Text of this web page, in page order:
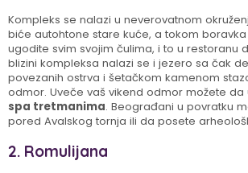
Kompleks se nalazi u neverovatnom
biće autohtone stare kuće, a tokom
ugodite svim svojim čulima, i to u restoranu
blizini kompleksa nalazi se i jezero sa čak
povezanih ostrva i šetačkom kamenom
odmor. Uveče vaš vikend odmor možete da
spa tretmanima. Beograđani u povratku
pored Avalskog tornja ili da posete
2. Romulijana